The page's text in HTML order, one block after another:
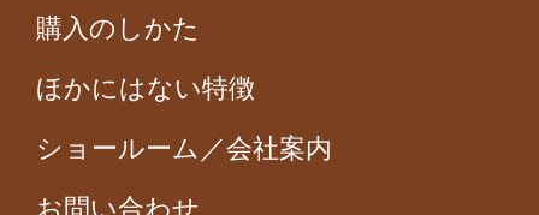
購入のしかた
ほかにはない特徴
ショールーム／会社案内
お問い合わせ